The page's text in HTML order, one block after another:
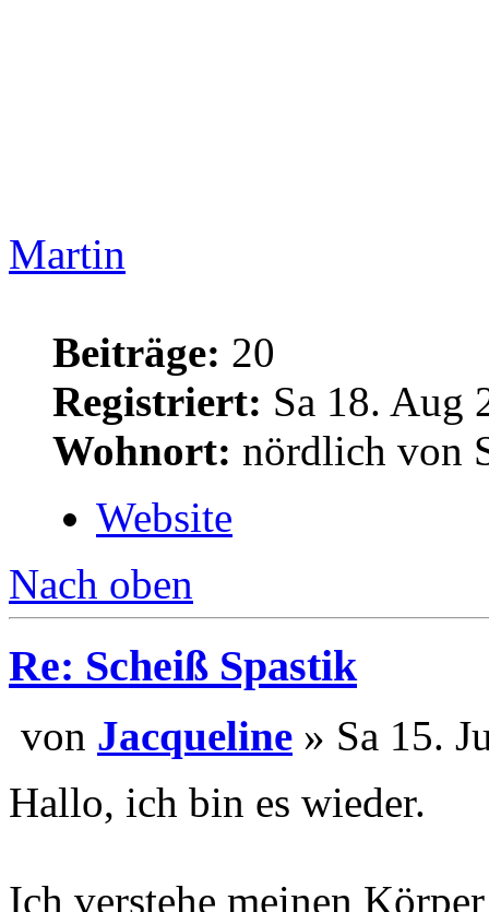
Martin
Beiträge: 20
Registriert: Sa 18. Aug
Wohnort: nördlich von
Website
Nach oben
Re: Scheiß Spastik
von Jacqueline » Sa 15.
Hallo, ich bin es wieder.
Ich verstehe meinen